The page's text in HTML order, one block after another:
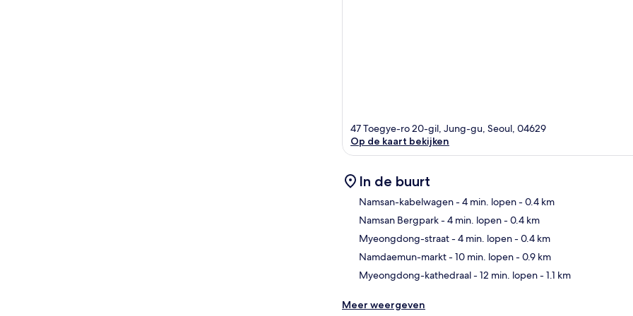
47 Toegye-ro 20-gil, Jung-gu, Seoul, 04629
Op de kaart bekijken
In de buurt
Namsan-kabelwagen- 4 min. lopen- 0.4 km
Namsan Bergpark- 4 min. lopen- 0.4 km
Myeongdong-straat- 4 min. lopen- 0.4 km
Namdaemun-markt- 10 min. lopen- 0.9 km
Myeongdong-kathedraal- 12 min. lopen- 1.1 km
Meer weergeven